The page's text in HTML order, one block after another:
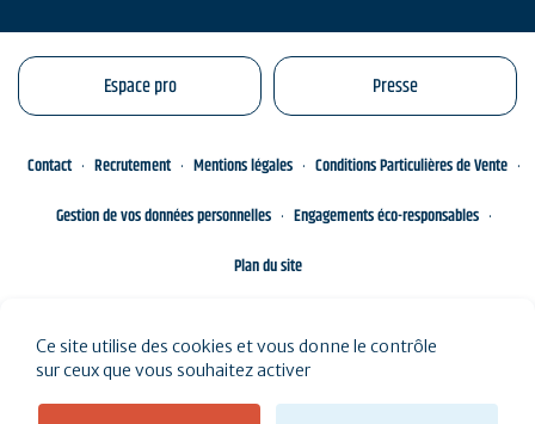
Espace pro Presse
Contact Recrutement Mentions légales
Conditions Particulières de Vente
Gestion de vos données personnelles
Engagements éco-responsables
Plan du site
Ce site utilise des cookies et vous donne le contrôle
sur ceux que vous souhaitez activer